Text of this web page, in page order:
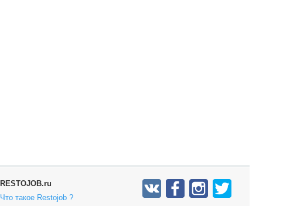
RESTOJOB.ru
Что такое Restojob ?